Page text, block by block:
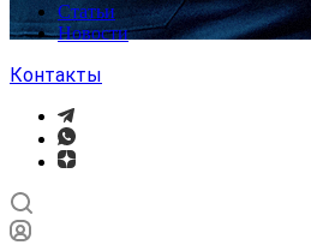
Статьи
Новости
Контакты